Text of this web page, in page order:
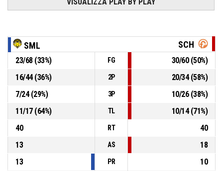
8, Frigo S., Passaggio sbagliato P4 00:38
10, Pilabere K., Rimbalzo difensivo P4 00:58
P4
5, Mestdagh K.
, BASKETBALL_ACTION_3PT_JUMPSHOT
, 2 Punti - Tiro in sospensione
realizzato
Fila San Martino di Lupari
- sotto di 14 64-78
SML SCH
23/68(33%) FG 30/60(50%)
16/44(36%) 2P 20/34(58%)
7/24(29%) 3P 10/26(38%)
11/17(64%) TL 10/14(71%)
40
RT
40
13
AS
18
13
PR
10